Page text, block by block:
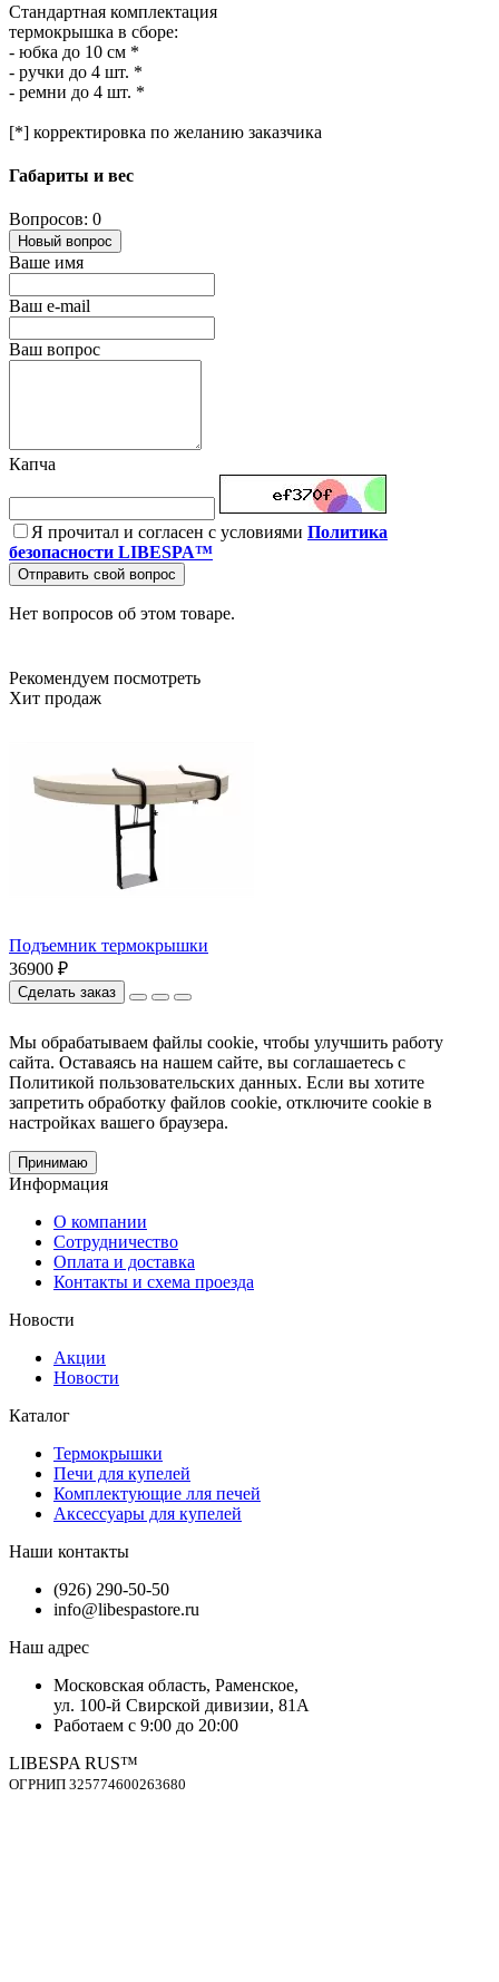
Стандартная комплектация
термокрышка в сборе:
- юбка до 10 см *
- ручки до 4 шт. *
- ремни до 4 шт. *
[*] корректировка по желанию заказчика
Габариты и вес
Вопросов: 0
Новый вопрос
Ваше имя
Ваш e-mail
Ваш вопрос
Капча
Я прочитал и согласен с условиями Политика
безопасности LIBESPA™
Отправить свой вопрос
Нет вопросов об этом товаре.
Рекомендуем посмотреть
Хит продаж
Подъемник термокрышки
36900 ₽
Сделать заказ
Мы обрабатываем файлы cookie, чтобы улучшить работу
сайта. Оставаясь на нашем сайте, вы соглашаетесь с
Политикой пользовательских данных. Если вы хотите
запретить обработку файлов cookie, отключите cookie в
настройках вашего браузера.
Принимаю
Информация
О компании
Сотрудничество
Оплата и доставка
Контакты и схема проезда
Новости
Акции
Новости
Каталог
Термокрышки
Печи для купелей
Комплектующие лля печей
Аксессуары для купелей
Наши контакты
(926) 290-50-50
info@libespastore.ru
Наш адрес
Mосковская область, Раменское,
ул. 100-й Свирской дивизии, 81А
Работаем с 9:00 до 20:00
LIBESPA RUS™
OГPНИП 325774600263680